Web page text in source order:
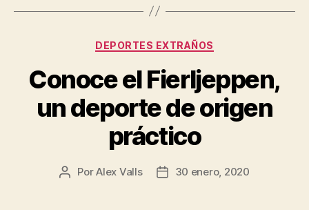
los
el
mundo”
Categorías
DEPORTES EXTRAÑOS
Conoce el Fierljeppen,
un deporte de origen
práctico
Autor
PorAlex Valls
Fecha30 enero, 2020